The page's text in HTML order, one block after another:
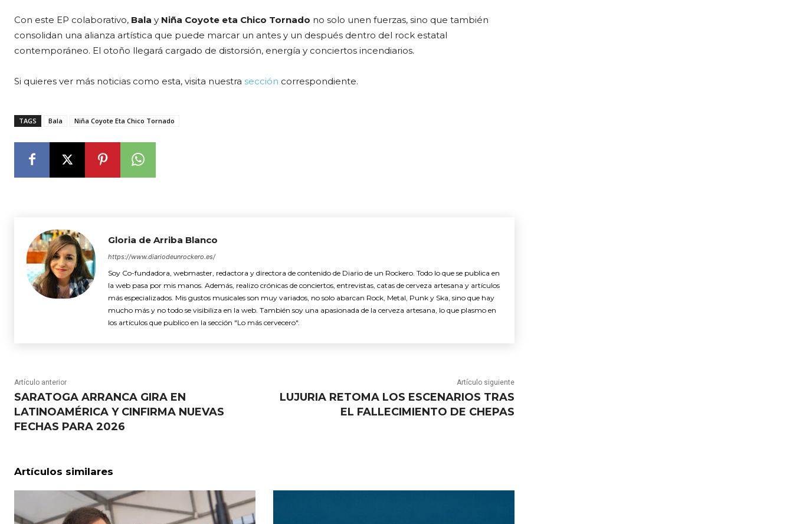
Con este EP colaborativo, Bala y Niña Coyote eta Chico Tornado no solo unen fuerzas, sino que también
consolidan una alianza artística que puede marcar un antes y un después dentro del rock estatal
contemporáneo. El otoño llegará cargado de distorsión, energía y conciertos incendiarios.
Si quieres ver más noticias como esta, visita nuestra sección correspondiente.
TAGS Bala Niña Coyote Eta Chico Tornado
Gloria de Arriba Blanco
https://www.diariodeunrockero.es/
Soy Co-fundadora, webmaster, redactora y directora de contenido de Diario de un Rockero. Todo lo que se publica en
la web pasa por mis manos. Además, realizo crónicas de conciertos, entrevistas, catas de cerveza artesana y artículos
más especializados. Mis gustos musicales son muy variados, no solo abarcan Rock, Metal, Punk y Ska, sino que hay
mucho más y no todo se visibiliza en la web. También soy una apasionada de la cerveza artesana, lo que plasmo en
los artículos que publico en la sección "Lo más cervecero".
Artículo anterior
SARATOGA ARRANCA GIRA EN
LATINOAMÉRICA Y CINFIRMA NUEVAS
FECHAS PARA 2026
Artículo siguiente
LUJURIA RETOMA LOS ESCENARIOS TRAS
EL FALLECIMIENTO DE CHEPAS
Artículos similares